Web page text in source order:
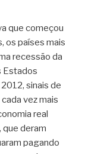
que começou
os países mais
recessão da
Estados
sinais de
vez mais
real
deram
pagando